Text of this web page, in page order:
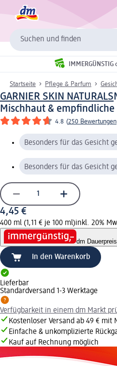
Suchen und finden
Startseite Pflege & Parfum
GARNIER SKIN NATURALS
Mischhaut &
4.8 (250 Bewertungen
Besonders für das Gesicht
Besonders für das Gesicht
4,45 €
400 ml (1,11 € je 100 ml)inkl. 20%
dm Dauerpreis
In den Warenkorb
Lieferbar
Standardversand 1-3 Werktage
Verfügbarkeit in einem dm Markt
Kostenloser Versand ab 49 € mit
Einfache & unkomplizierte
Kauf auf Rechnung möglich